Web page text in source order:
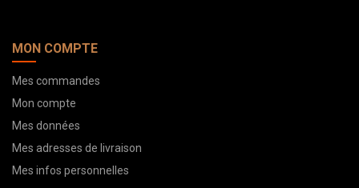
MON COMPTE
Mes commandes
Mon compte
Mes données
Mes adresses de livraison
Mes infos personnelles